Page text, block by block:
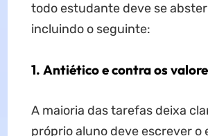
todo estudante deve se
incluindo o seguinte:
1. Antiético e contra os
A maioria das tarefas deixa
próprio aluno deve escrever o